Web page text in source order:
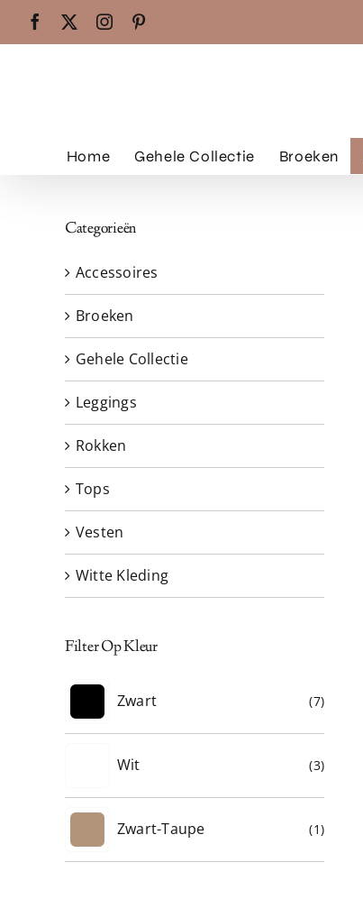
Facebook Instagram
Home Gehele Collectie Broeken
Categorieën
Accessoires
Broeken
Gehele Collectie
Leggings
Rokken
Tops
Vesten
Witte Kleding
Filter Op Kleur
Zwart (7)
Wit (3)
Zwart-Taupe (1)